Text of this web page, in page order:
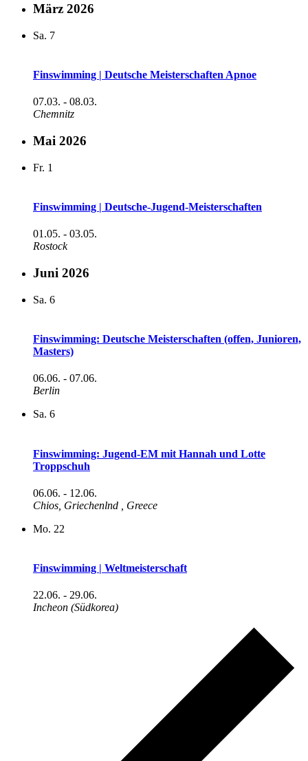
März 2026
Sa. 7
Finswimming | Deutsche Meisterschaften Apnoe
07.03. - 08.03.
Chemnitz
Mai 2026
Fr. 1
Finswimming | Deutsche-Jugend-Meisterschaften
01.05. - 03.05.
Rostock
Juni 2026
Sa. 6
Finswimming: Deutsche Meisterschaften (offen, Junioren,
Masters)
06.06. - 07.06.
Berlin
Sa. 6
Finswimming: Jugend-EM mit Hannah und Lotte
Troppschuh
06.06. - 12.06.
Chios, Griechenlnd
, Greece
Mo. 22
Finswimming | Weltmeisterschaft
22.06. - 29.06.
Incheon (Südkorea)